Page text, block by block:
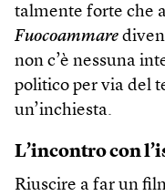
talmente forte che
Fuocoammare
non c’è nessuna
politico per via del
un’inchiesta.
L’incontro con
Riuscire a far un